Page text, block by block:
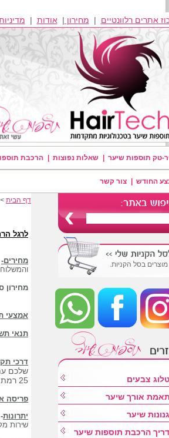
אתרים רלוונטיים | מחירון | אודות |
טק תוספות שיער שאלות נפוצות הרכבת
החודש צור קשר
מוצרים בסל הקניות.
צבעים
אורך שיער
שיער
הרכבת תוספות שיער
דף הבית
לרגל
מחירים-
מחירון
אמצעי
תנאי
דרכי
שלכם
25 רמת גן.
פריסה
יתרונות-
שירות